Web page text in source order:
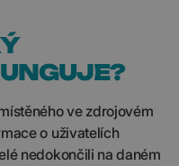
ve zdrojovém
o uživatelích
nedokončili na daném